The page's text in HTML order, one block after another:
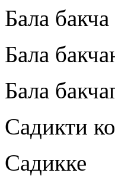
Бала бакча
Бала
Бала
Садикти
Садикке